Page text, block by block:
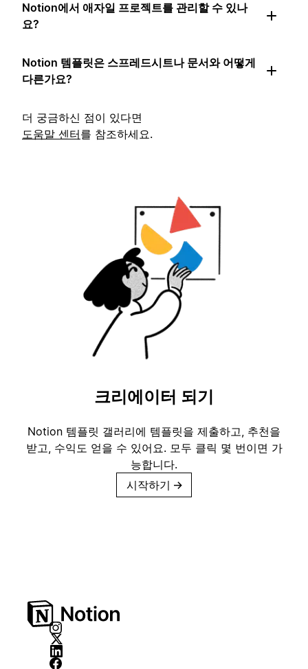
Notion에서 애자일 프로젝트를 관리할 수 있나
요?
Notion 템플릿은 스프레드시트나 문서와 어떻게
다른가요?
더 궁금하신 점이 있다면
도움말 센터를 참조하세요.
크리에이터 되기
Notion 템플릿 갤러리에 템플릿을 제출하고, 추천을
받고, 수익도 얻을 수 있어요. 모두 클릭 몇 번이면 가
능합니다.
시작하기 →